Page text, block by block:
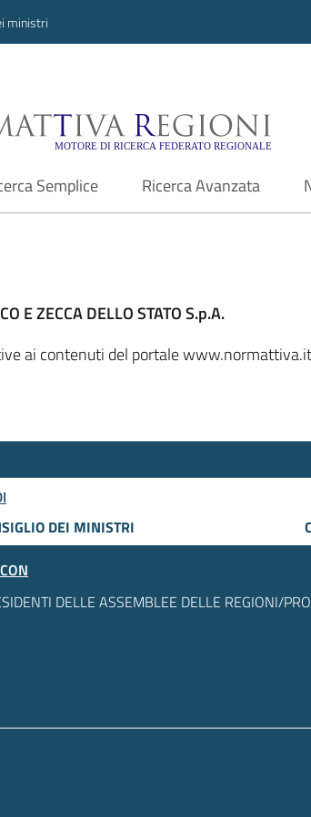
ministri
Regioni -
Semplice Ricerca Avanzata
E ZECCA DELLO STATO S.p.A.
ai contenuti del portale
DEI MINISTRI
DELLE ASSEMBLEE DELLE REGIONI/